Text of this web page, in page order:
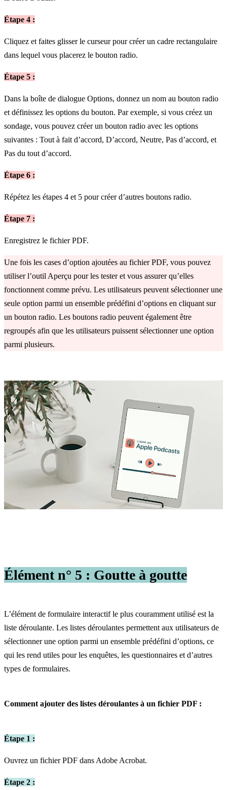
Étape 4 :
Cliquez et faites glisser le curseur pour créer un cadre rectangulaire
dans lequel vous placerez le bouton radio.
Étape 5 :
Dans la boîte de dialogue Options, donnez un nom au bouton radio
et définissez les options du bouton. Par exemple, si vous créez un
sondage, vous pouvez créer un bouton radio avec les options
suivantes : Tout à fait d’accord, D’accord, Neutre, Pas d’accord, et
Pas du tout d’accord.
Étape 6 :
Répétez les étapes 4 et 5 pour créer d’autres boutons radio.
Étape 7 :
Enregistrez le fichier PDF.
Une fois les cases d’option ajoutées au fichier PDF, vous pouvez
utiliser l’outil Aperçu pour les tester et vous assurer qu’elles
fonctionnent comme prévu. Les utilisateurs peuvent sélectionner une
seule option parmi un ensemble prédéfini d’options en cliquant sur
un bouton radio. Les boutons radio peuvent également être
regroupés afin que les utilisateurs puissent sélectionner une option
parmi plusieurs.
Élément n° 5 : Goutte à goutte
L’élément de formulaire interactif le plus couramment utilisé est la
liste déroulante. Les listes déroulantes permettent aux utilisateurs de
sélectionner une option parmi un ensemble prédéfini d’options, ce
qui les rend utiles pour les enquêtes, les questionnaires et d’autres
types de formulaires.
Comment ajouter des listes déroulantes à un fichier PDF :
Étape 1 :
Ouvrez un fichier PDF dans Adobe Acrobat.
Étape 2 :